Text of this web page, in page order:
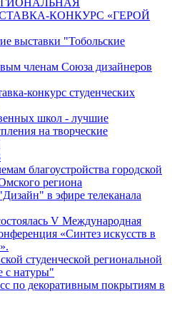
КОНКУРC «ГЕРОЙ
выставки "Тобольские
членам Союза дизайнеров
конкурс студенческих
школ - лучшие
на творческие
благоустройства городской
региона
в эфире телеканала
V Международная
«Синтез искусств в
студенческой региональной
с натуры"
по декоративным покрытиям в